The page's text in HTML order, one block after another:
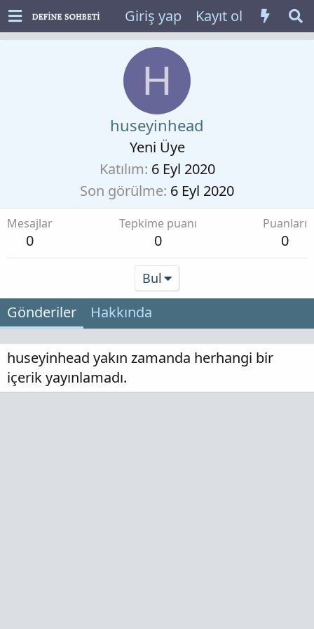
Giriş yap Kayıt ol
H
huseyinhead
Yeni Üye
Katılım 6 Eyl 2020
Son görülme 6 Eyl 2020
Mesajlar
0
Tepkime puanı
0
Puanları
0
Bul
Gönderiler Hakkında
huseyinhead yakın zamanda herhangi bir
içerik yayınlamadı.